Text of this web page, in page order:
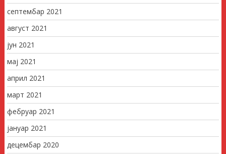
септембар 2021
август 2021
јун 2021
мај 2021
април 2021
март 2021
фебруар 2021
јануар 2021
децембар 2020